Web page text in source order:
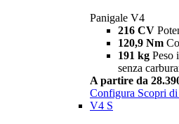
Panigale V4
216 CV
120,9 Nm
191 kg Peso
senza
A partire da
Configura Scopri
V4 S